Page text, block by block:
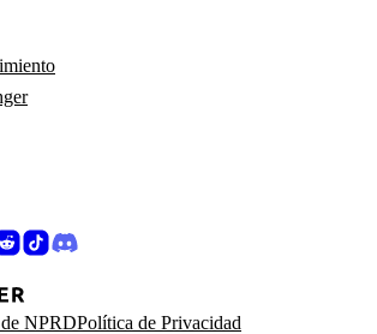
NPRDPolítica de Privacidad